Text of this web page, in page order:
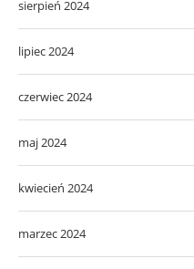
sierpień 2024
lipiec 2024
czerwiec 2024
maj 2024
kwiecień 2024
marzec 2024